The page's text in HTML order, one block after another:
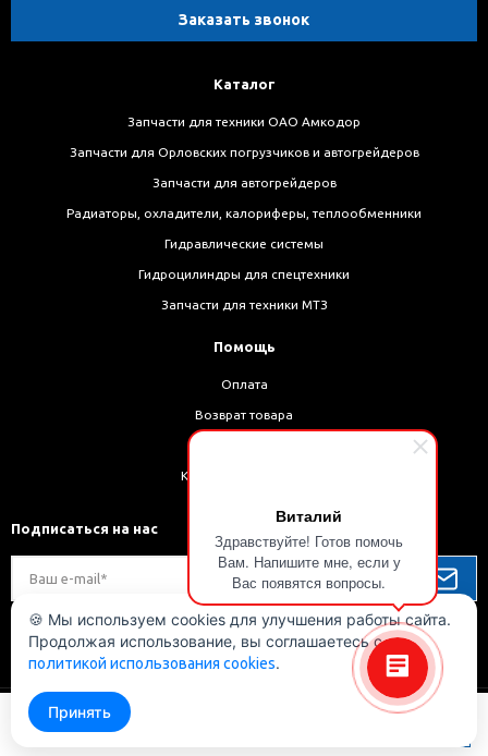
Виталий
Здравствуйте! Готов помочь
Вам. Напишите мне, если у
Вас появятся вопросы.
Уточнить
Заказать звонок
Каталог
Запчасти для техники ОАО Амкодор
Запчасти для Орловских погрузчиков и автогрейдеров
Запчасти для автогрейдеров
Радиаторы, охладители, калориферы, теплообменники
Гидравлические системы
Гидроцилиндры для спецтехники
Запчасти для техники МТЗ
Помощь
Оплата
Возврат товара
Как оформить заказ
Подписаться на нас
Мы в соц. сетях
🍪 Мы используем cookies для улучшения работы сайта.
Продолжая использование, вы соглашаетесь с
политикой использования cookies.
Принять